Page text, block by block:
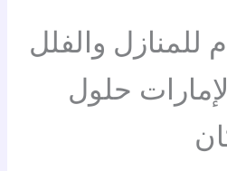
للمنازل والفلل
حلول